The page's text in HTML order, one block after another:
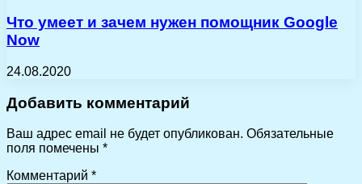
Что умеет и зачем нужен помощник Google
Now
24.08.2020
Добавить комментарий
Ваш адрес email не будет опубликован. Обязательные
поля помечены *
Комментарий *